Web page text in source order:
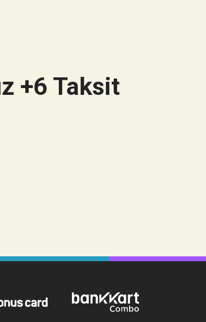
+6 Taksit